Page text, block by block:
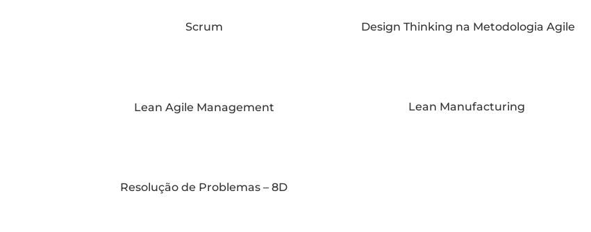
Scrum Design Thinking na Metodologia Agile
Lean Agile Management Lean Manufacturing
Resolução de Problemas – 8D